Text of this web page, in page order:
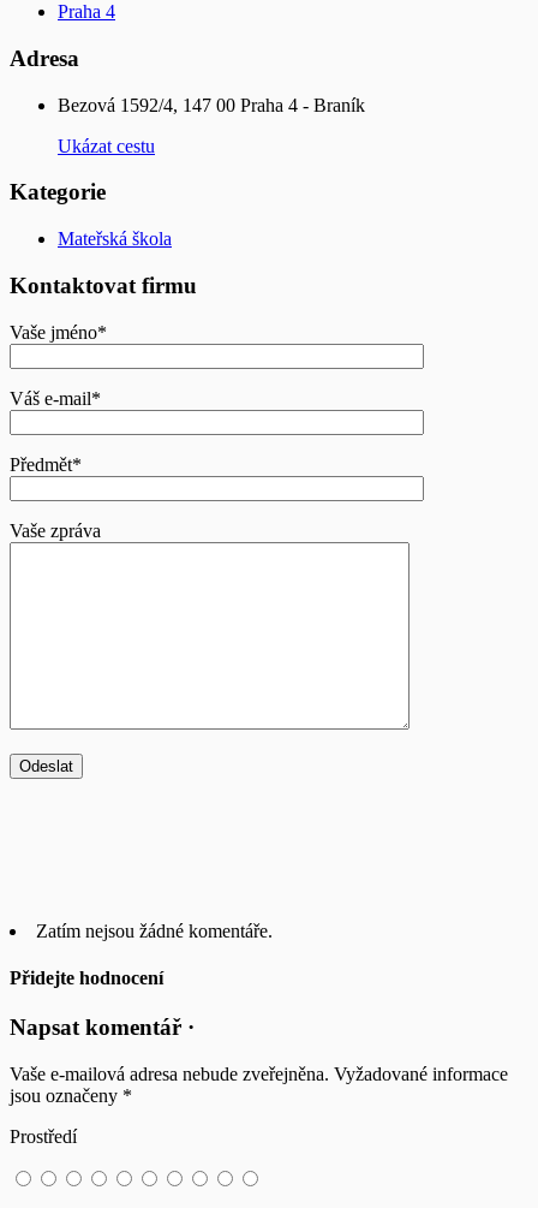
Praha 4
Adresa
Bezová 1592/4, 147 00 Praha 4 - Braník
Ukázat cestu
Kategorie
Mateřská škola
Kontaktovat firmu
Vaše jméno*
Váš e-mail*
Předmět*
Vaše zpráva
Zatím nejsou žádné komentáře.
Přidejte hodnocení
Napsat komentář ·
Vaše e-mailová adresa nebude zveřejněna. Vyžadované informace
jsou označeny *
Prostředí